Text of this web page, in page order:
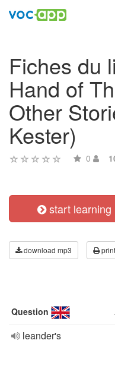
Fiches du
Hand of
Other
Kester)
0
start learning
download mp3 print
Question
leander's